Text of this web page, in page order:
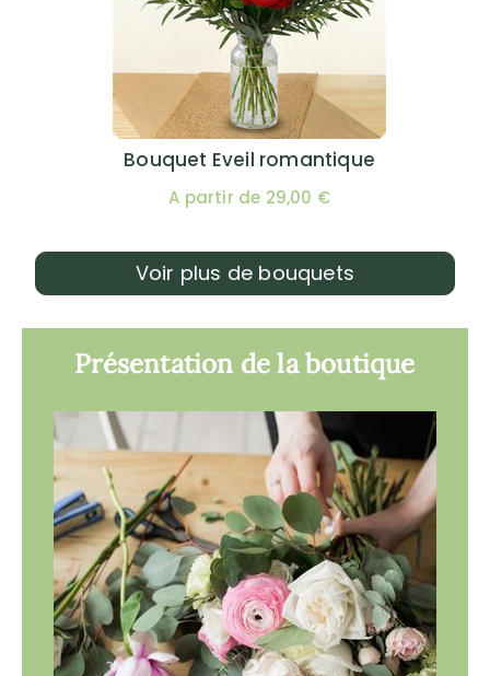
Bouquet Eveil romantique
A partir de 29,00 €
Voir plus de bouquets
Présentation de la boutique